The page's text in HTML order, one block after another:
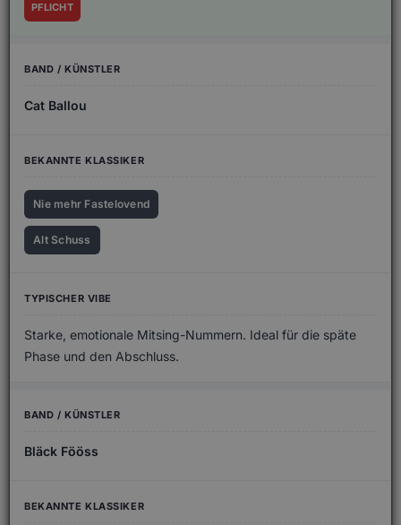
PFLICHT
Cat Ballou
Nie mehr Fastelovend
Alt Schuss
Starke, emotionale Mitsing-Nummern. Ideal für die späte
Phase und den Abschluss.
Bläck Fööss